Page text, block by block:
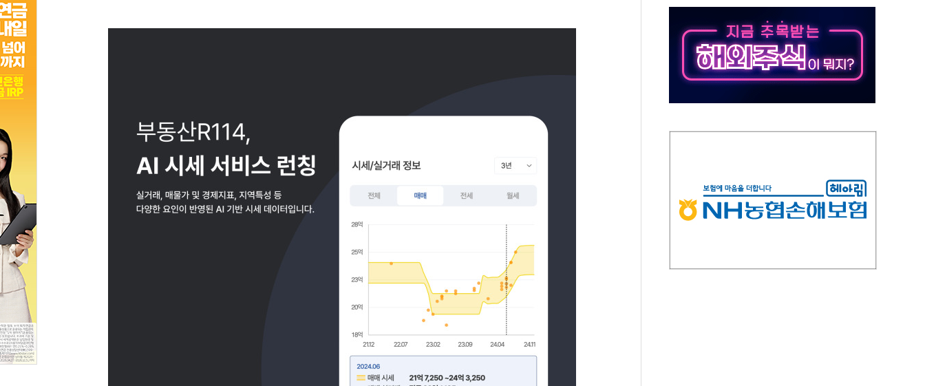
주한미군 "오산기지 누출, 백린 아닌 무해한 표면 부식 물질"
구미 폐염산처리업체서 불 2시간30여분만에 진화...외국인 노동자 숨져
해군과 함께하는 '불금전파, 송정' 시즌2
강원도 폭염특보 11일째…온열질환·가축 피해 최소화 '총력 대응'
[코인 시황] 비트코인, ETF 자금 유입에도 박스권…美 암호화폐 법안 처리 여부도 변수